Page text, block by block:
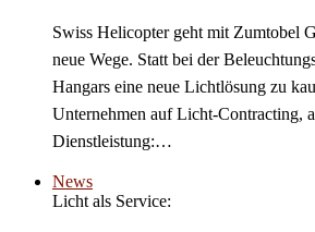
Swiss Helicopter geht mit Zumtobel
neue Wege. Statt bei der
Hangars eine neue Lichtlösung zu
Unternehmen auf Licht-Contracting,
Dienstleistung:…
News
Licht als Service: